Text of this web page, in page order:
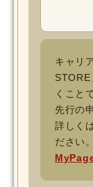
キャリ
くこと
先行の
詳しく
ださい。